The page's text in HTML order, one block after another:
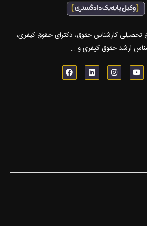
تحصیلی کارشناس حقوق، دکترای حقوق کیفری،
ارشد حقوق کیفری و …
Y
o
u
I
n
s
m
L
i
n
F
a
c